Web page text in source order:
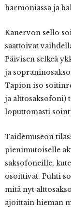
harmoniassa ja
Kanervon sello
saattoivat
Päivisen selkeä
ja
Tapion iso
ja alttosaksofoni)
loputtomasti
Taidemuseon
pienimutoiselle
saksofoneille,
osoittivat. Puhti
mitä nyt
ajoittain hieman